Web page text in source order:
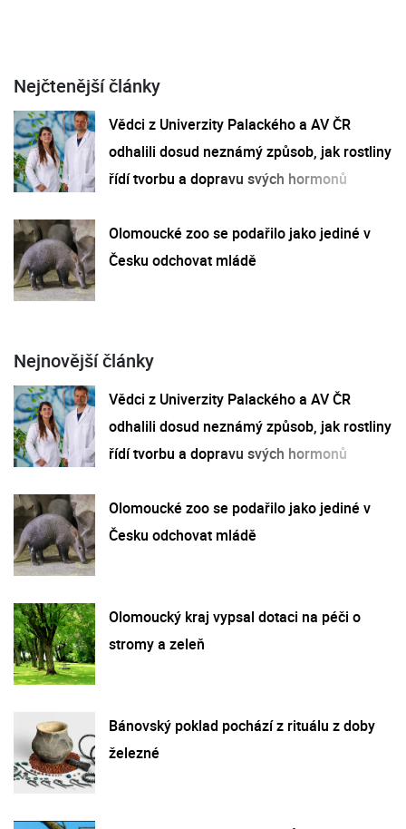
Nejčtenější články
Vědci z Univerzity Palackého a AV ČR
odhalili dosud neznámý způsob, jak rostliny
řídí tvorbu a dopravu svých hormonů
Olomoucké zoo se podařilo jako jediné v
Česku odchovat mládě
Nejnovější články
Vědci z Univerzity Palackého a AV ČR
odhalili dosud neznámý způsob, jak rostliny
řídí tvorbu a dopravu svých hormonů
Olomoucké zoo se podařilo jako jediné v
Česku odchovat mládě
Olomoucký kraj vypsal dotaci na péči o
stromy a zeleň
Bánovský poklad pochází z rituálu z doby
železné